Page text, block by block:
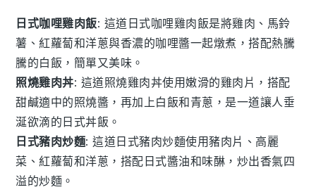
日式咖哩雞肉飯: 這道日式咖哩雞肉飯是將雞肉 、 馬鈴
薯 、紅蘿蔔和洋蔥與香濃的咖哩醬一起燉煮，搭配熱騰
騰的白飯 ，簡單又美味。
照燒雞肉丼: 這道照燒雞肉丼使用嫩滑的雞肉片 ，搭配
甜鹹適中的照燒醬 ，再加上 白飯和青蔥 ，是一道讓人垂
涎欲滴的日式丼飯 。
日式豬肉炒麵: 這道日式豬肉炒麵使用豬肉片 、 高麗
菜 、紅蘿蔔和洋蔥 ，搭配日式醬油和味醂 ，炒出香氣四
溢的炒麵 。